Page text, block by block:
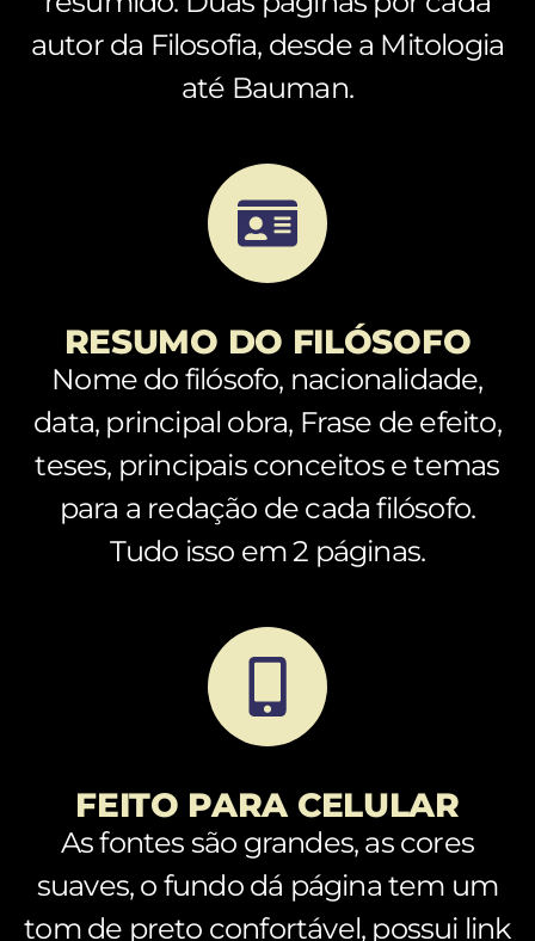
autor da Filosofia, desde a Mitologia
até Bauman.
RESUMO DO FILÓSOFO
Nome do filósofo, nacionalidade,
data, principal obra, Frase de efeito,
teses, principais conceitos e temas
para a redação de cada filósofo.
Tudo isso em 2 páginas.
FEITO PARA CELULAR
As fontes são grandes, as cores
suaves, o fundo dá página tem um
tom de preto confortável, possui link